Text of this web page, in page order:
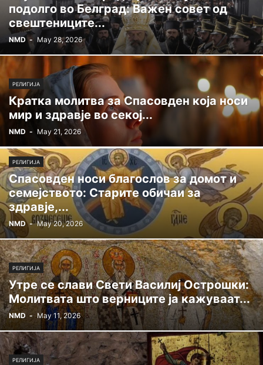
подолго во Белград: Важен совет од
свештениците...
NMD - May 28, 2026
РЕЛИГИЈА
Кратка молитва за Спасовден која носи
мир и здравје во секој...
NMD - May 21, 2026
РЕЛИГИЈА
Спасовден носи благослов за домот и
семејството: Старите обичаи за
здравје,...
NMD - May 20, 2026
РЕЛИГИЈА
Утре се слави Свети Василиј Острошки:
Молитвата што верниците ја кажуваат...
NMD - May 11, 2026
РЕЛИГИЈА